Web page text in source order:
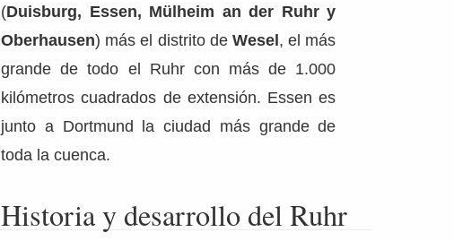
(Duisburg, Essen, Mülheim an der Ruhr y
Oberhausen) más el distrito deWesel, el más
grande de todo el Ruhr con más de 1.000
kilómetros cuadrados de extensión. Essen es
junto a Dortmund la ciudad más grande de
toda la cuenca.
Historia y desarrollo del Ruhr